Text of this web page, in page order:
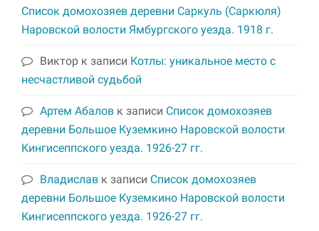
Список домохозяев деревни Саркуль (Саркюля)
Наровской волости Ямбургского уезда. 1918 г.
Виктор к записи Котлы: уникальное место с
несчастливой судьбой
Артем Абалов к записи Список домохозяев
деревни Большое Куземкино Наровской волости
Кингисеппского уезда. 1926-27 гг.
Владислав к записи Список домохозяев
деревни Большое Куземкино Наровской волости
Кингисеппского уезда. 1926-27 гг.